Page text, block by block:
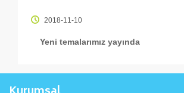
2018-11-10
Yeni temalarımız yayında